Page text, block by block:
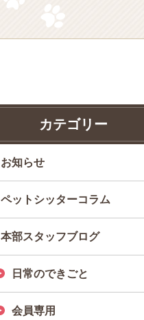
カテゴリー
お知らせ
ペットシッターコラム
本部スタッフブログ
日常のできごと
会員専用